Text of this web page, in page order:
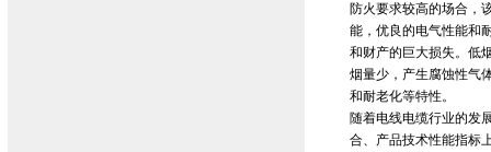
防火要求较高的场合，
能，优良的电气性能和
和财产的巨大损失。低
烟量少，产生腐蚀性气
和耐老化等特性。
随着电线电缆行业的发
合、产品技术性能指标